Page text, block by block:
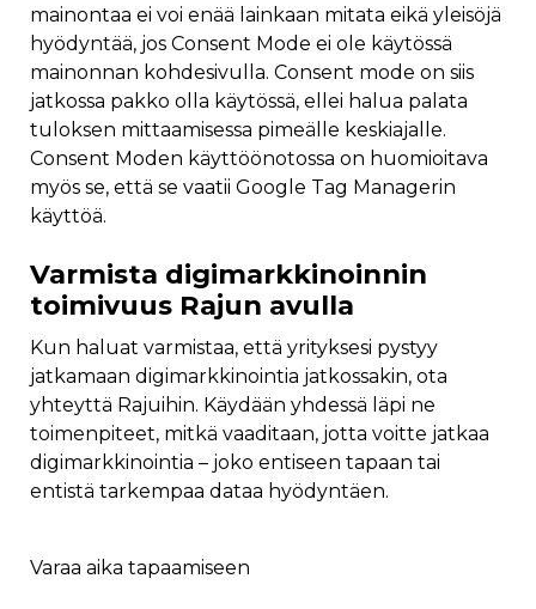
mainontaa ei voi enää lainkaan mitata eikä yleisöjä
hyödyntää, jos Consent Mode ei ole käytössä
mainonnan kohdesivulla. Consent mode on siis
jatkossa pakko olla käytössä, ellei halua palata
tuloksen mittaamisessa pimeälle keskiajalle.
Consent Moden käyttöönotossa on huomioitava
myös se, että se vaatii Google Tag Managerin
käyttöä.
Varmista digimarkkinoinnin
toimivuus Rajun avulla
Kun haluat varmistaa, että yrityksesi pystyy
jatkamaan digimarkkinointia jatkossakin, ota
yhteyttä Rajuihin. Käydään yhdessä läpi ne
toimenpiteet, mitkä vaaditaan, jotta voitte jatkaa
digimarkkinointia – joko entiseen tapaan tai
entistä tarkempaa dataa hyödyntäen.
Varaa aika tapaamiseen